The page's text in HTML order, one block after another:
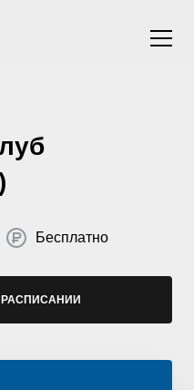
Бесплатно